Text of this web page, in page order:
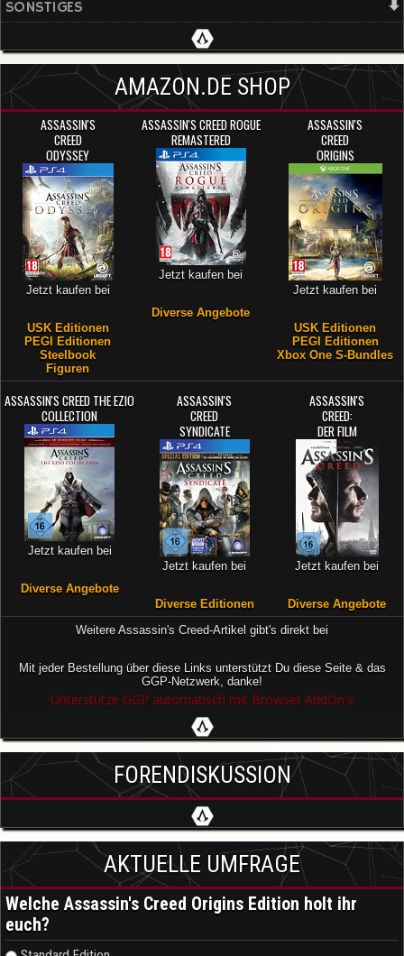
SONSTIGES
AMAZON.DE SHOP
ASSASSIN'S
CREED
ODYSSEY
Jetzt kaufen bei
USK Editionen
PEGI Editionen
Steelbook
Figuren
ASSASSIN'S CREED ROGUE
REMASTERED
Jetzt kaufen bei
Diverse Angebote
ASSASSIN'S
CREED
ORIGINS
Jetzt kaufen bei
USK Editionen
PEGI Editionen
Xbox One S-Bundles
ASSASSIN'S CREED THE EZIO
COLLECTION
Jetzt kaufen bei
Diverse Angebote
ASSASSIN'S
CREED
SYNDICATE
Jetzt kaufen bei
Diverse Editionen
ASSASSIN'S
CREED:
DER FILM
Jetzt kaufen bei
Diverse Angebote
Weitere Assassin's Creed-Artikel gibt's direkt bei
Mit jeder Bestellung über diese Links unterstützt Du diese Seite & das
GGP-Netzwerk, danke!
Unterstütze GGP automatisch mit Browser AddOn's
FORENDISKUSSION
AKTUELLE UMFRAGE
Welche Assassin's Creed Origins Edition holt ihr
euch?